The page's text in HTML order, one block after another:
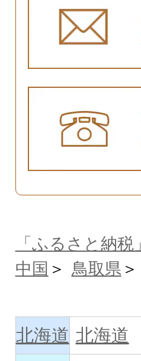
「ふるさと納
中国
鳥取県
北海道 北海道